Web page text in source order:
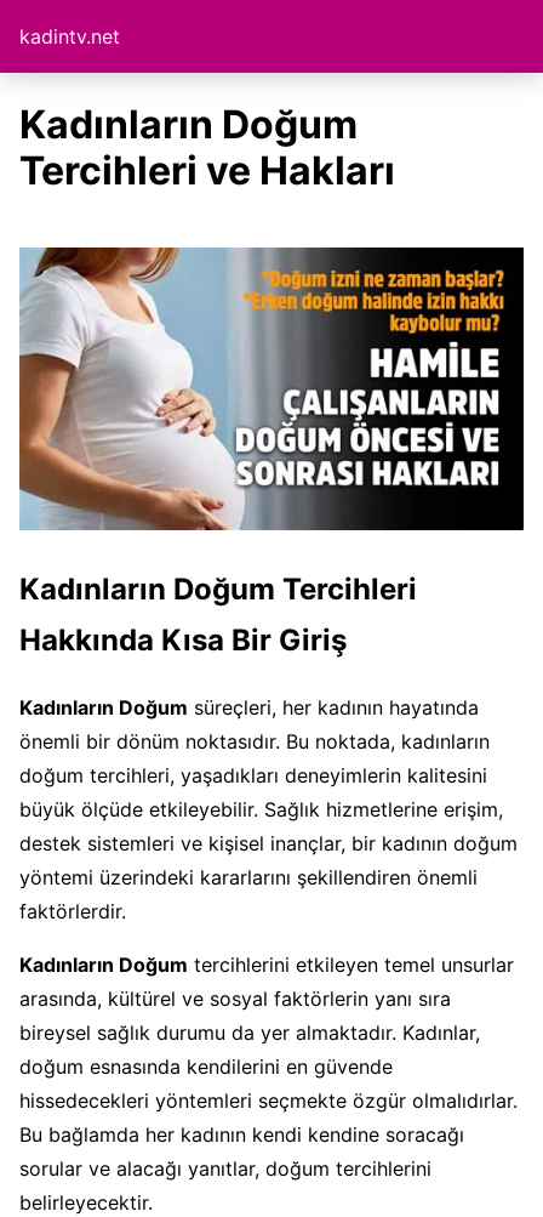
kadintv.net
Kadınların Doğum
Tercihleri ve Hakları
Kadınların Doğum Tercihleri
Hakkında Kısa Bir Giriş
Kadınların Doğum süreçleri, her kadının hayatında
önemli bir dönüm noktasıdır. Bu noktada, kadınların
doğum tercihleri, yaşadıkları deneyimlerin kalitesini
büyük ölçüde etkileyebilir. Sağlık hizmetlerine erişim,
destek sistemleri ve kişisel inançlar, bir kadının doğum
yöntemi üzerindeki kararlarını şekillendiren önemli
faktörlerdir.
Kadınların Doğum tercihlerini etkileyen temel unsurlar
arasında, kültürel ve sosyal faktörlerin yanı sıra
bireysel sağlık durumu da yer almaktadır. Kadınlar,
doğum esnasında kendilerini en güvende
hissedecekleri yöntemleri seçmekte özgür olmalıdırlar.
Bu bağlamda her kadının kendi kendine soracağı
sorular ve alacağı yanıtlar, doğum tercihlerini
belirleyecektir.